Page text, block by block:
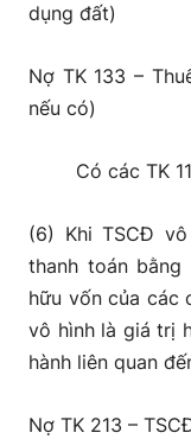
dụng đất)
Nợ TK 133 –
nếu có)
Có các TK
(6) Khi TSCĐ
thanh toán
hữu vốn của các
vô hình là giá trị
hành liên quan
Nợ TK 213 –